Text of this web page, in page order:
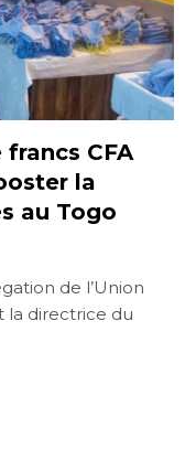
francs CFA
la
au Togo
de l’Union
la directrice du